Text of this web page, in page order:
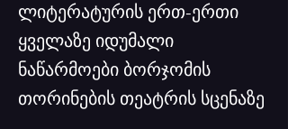
ლიტერატურის ერთ-ერთი
ყველაზე იდუმალი
ნაწარმოები ბორჯომის
თორინების თეატრის სცენაზე